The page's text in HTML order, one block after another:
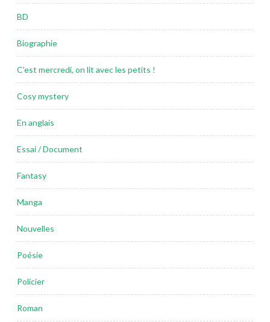
BD
Biographie
C'est mercredi, on lit avec les petits !
Cosy mystery
En anglais
Essai / Document
Fantasy
Manga
Nouvelles
Poésie
Policier
Roman